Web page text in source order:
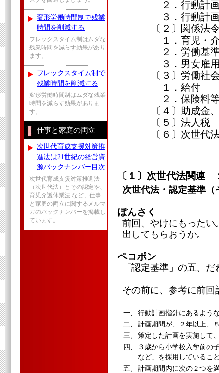
２．行動計画
３．行動計画
〔２〕関係法
１．育児・介
２．労働基準
３．男女雇用機
〔３〕労働社会
１．給付
２．保険料
〔４〕助成金、
〔５〕法人税
〔６〕次世代法
〔１〕次世代法関連
次世代法・認定基準（
ぼんさく
前回、やけにもったい
出してもらおうか。
ペコポン
「認定基準」の五、だ
その前に、参考に前
一、
行動計画指針にあるよう
二、
計画期間が、２年以上、
三、
策定した計画を実施して
四、
３歳から小学校入学前の
など」を採用しているこ
五、
計画期間内に次の２つを
変形労働時間制で残業
時間を削減する
フレックスタイム制はムダな
残業時間を減らす効果があり
ます。
フレックスタイム制で
残業時間を削減する
変形労働時間制はムダな残業
時間を減らす効果がありま
す。
仕事と家庭の両立
次世代育成支援対策推
進法は21世紀の経営資
源バックナンバー目次
次世代育成支援対策推進法
（次世代法）とその認定や、
育児介護休業法 など、仕事
と家庭の両立に関するメルマ
ガのバックナンバーを掲載し
ています。